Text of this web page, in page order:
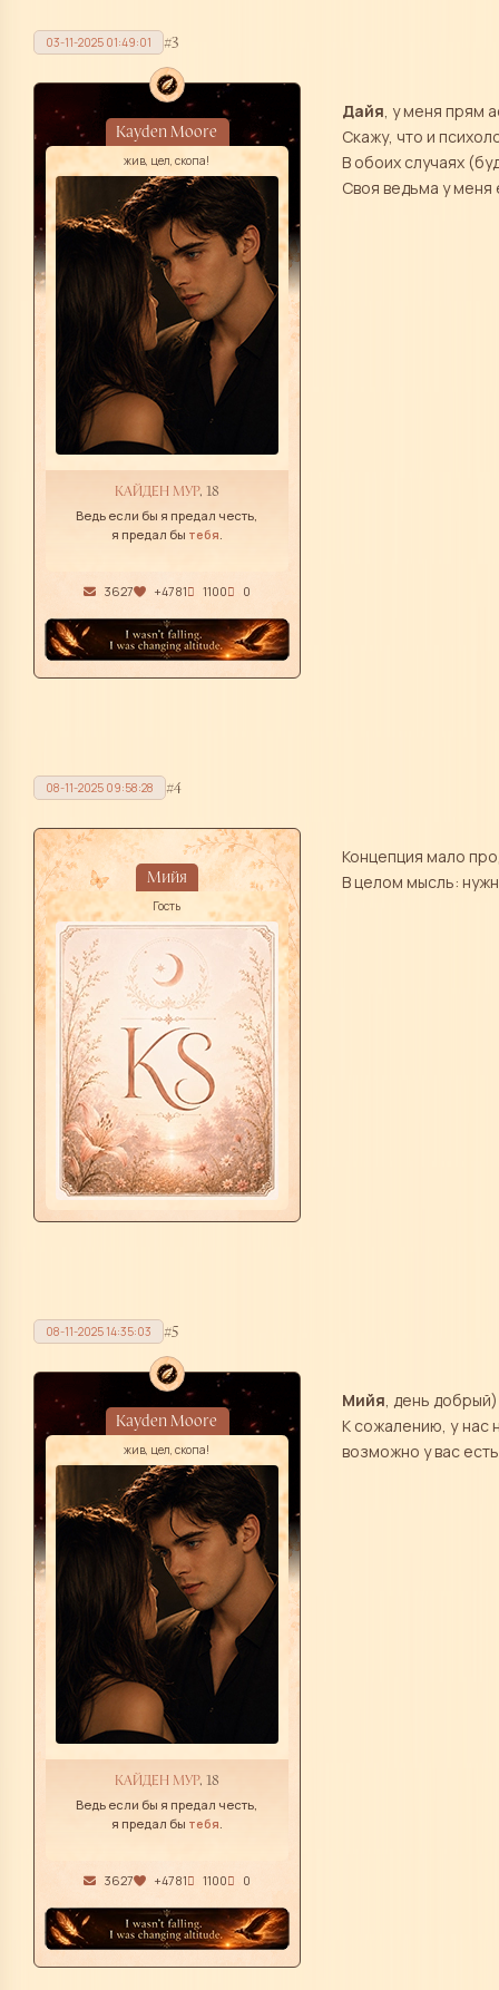
3
03-11-2025 01:49:01
Kayden Moore
жив, цел, скопа!
КАЙДЕН МУР, 18
Ведь если бы я предал честь,
я предал бы тебя.
3627 +4781 1100 0
Дайя, у меня прям
Скажу, что и
В обоих случаях
Своя ведьма у
4
08-11-2025 09:58:28
Мийя
Гость
Концепция мало
В целом мысль:
5
08-11-2025 14:35:03
Kayden Moore
жив, цел, скопа!
КАЙДЕН МУР, 18
Ведь если бы я предал честь,
я предал бы тебя.
3627 +4781 1100 0
Мийя, день добрый)
К сожалению, у нас
возможно у вас